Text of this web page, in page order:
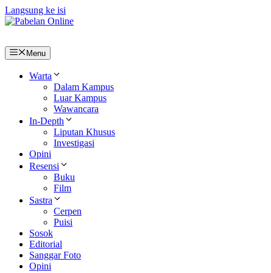
Langsung ke isi
Menu
Warta
Dalam Kampus
Luar Kampus
Wawancara
In-Depth
Liputan Khusus
Investigasi
Opini
Resensi
Buku
Film
Sastra
Cerpen
Puisi
Sosok
Editorial
Sanggar Foto
Opini